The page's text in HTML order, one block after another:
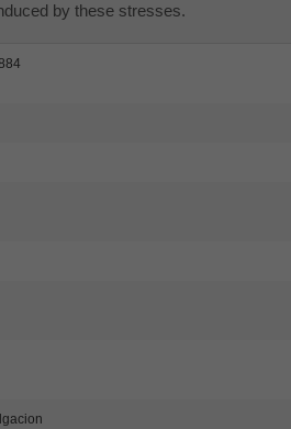
by these stresses.